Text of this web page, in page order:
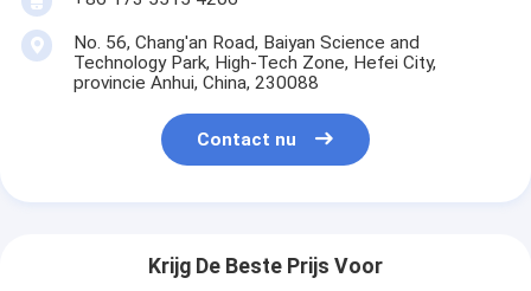
No. 56, Chang'an Road, Baiyan Science and
Technology Park, High-Tech Zone, Hefei City,
provincie Anhui, China, 230088
Contact nu
Krijg De Beste Prijs Voor